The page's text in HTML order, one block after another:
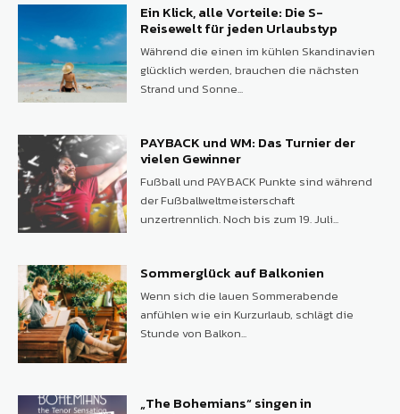
Ein Klick, alle Vorteile: Die S-
Reisewelt für jeden Urlaubstyp
Während die einen im kühlen Skandinavien
glücklich werden, brauchen die nächsten
Strand und Sonne...
PAYBACK und WM: Das Turnier der
vielen Gewinner
Fußball und PAYBACK Punkte sind während
der Fußballweltmeisterschaft
unzertrennlich. Noch bis zum 19. Juli...
Sommerglück auf Balkonien
Wenn sich die lauen Sommerabende
anfühlen wie ein Kurzurlaub, schlägt die
Stunde von Balkon...
„The Bohemians“ singen in